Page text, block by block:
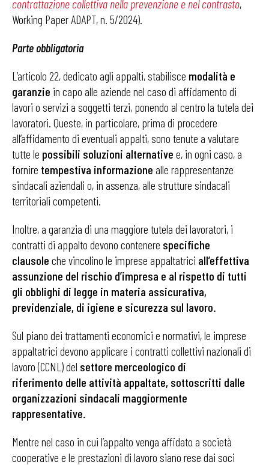
contrattazione collettiva nella prevenzione e nel contrasto,
Working Paper ADAPT, n. 5/2024).
Parte obbligatoria
L’articolo 22, dedicato agli appalti, stabilisce modalità e
garanzie in capo alle aziende nel caso di affidamento di
lavori o servizi a soggetti terzi, ponendo al centro la tutela dei
lavoratori. Queste, in particolare, prima di procedere
all’affidamento di eventuali appalti, sono tenute a valutare
tutte le possibili soluzioni alternative e, in ogni caso, a
fornire tempestiva informazione alle rappresentanze
sindacali aziendali o, in assenza, alle strutture sindacali
territoriali competenti.
Inoltre, a garanzia di una maggiore tutela dei lavoratori, i
contratti di appalto devono contenere specifiche
clausole che vincolino le imprese appaltatrici all’effettiva
assunzione del rischio d’impresa e al rispetto di tutti
gli obblighi di legge in materia assicurativa,
previdenziale, di igiene e sicurezza sul lavoro.
Sul piano dei trattamenti economici e normativi, le imprese
appaltatrici devono applicare i contratti collettivi nazionali di
lavoro (CCNL) del settore merceologico di
riferimento delle attività appaltate, sottoscritti dalle
organizzazioni sindacali maggiormente
rappresentative.
Mentre nel caso in cui l’appalto venga affidato a società
cooperative e le prestazioni di lavoro siano rese dai soci